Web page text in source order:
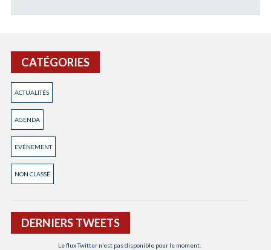
CATÉGORIES
ACTUALITÉS
AGENDA
EVÉNEMENT
NON CLASSÉ
DERNIERS TWEETS
Le flux Twitter n’est pas disponible pour le moment.